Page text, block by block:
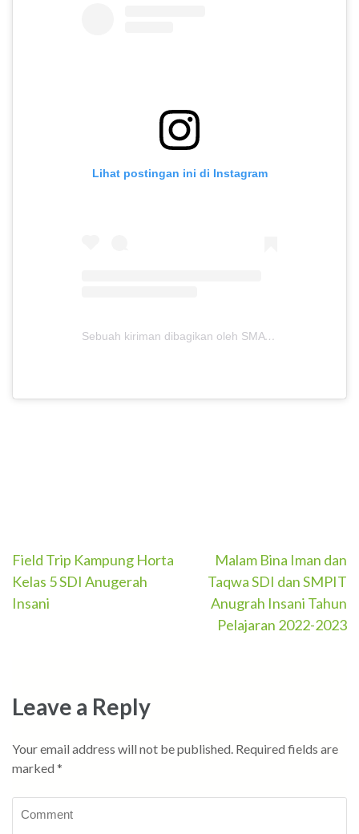
Lihat postingan ini di Instagram
Sebuah kiriman dibagikan oleh SMA Anugerah Insani (@smait.anugerahinsani)
Post
navigation
Field Trip Kampung Horta
Kelas 5 SDI Anugerah
Insani
Malam Bina Iman dan
Taqwa SDI dan SMPIT
Anugrah Insani Tahun
Pelajaran 2022-2023
Leave a Reply
Your email address will not be published. Required fields are
marked *